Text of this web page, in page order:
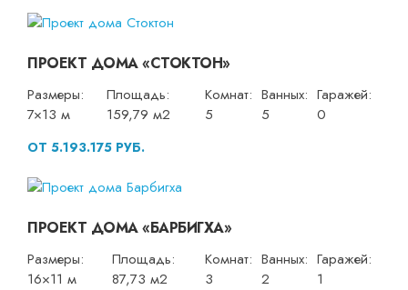
ПРОЕКТ ДОМА «СТОКТОН»
Размеры:
7×13 м
Площадь:
159,79 м2
Комнат:
5
Ванных:
5
Гаражей:
0
ОТ 5.193.175 РУБ.
ПРОЕКТ ДОМА «БАРБИГХА»
Размеры:
16×11 м
Площадь:
87,73 м2
Комнат:
3
Ванных:
2
Гаражей:
1